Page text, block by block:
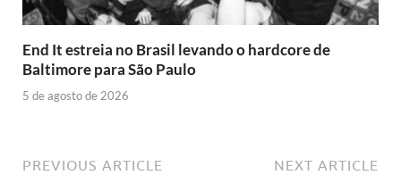
End It estreia no Brasil levando o hardcore de
Baltimore para São Paulo
5 de agosto de 2026
PREVIOUS ARTICLE NEXT ARTICLE